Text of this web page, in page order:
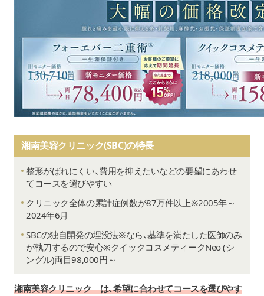
湘南美容クリニック(SBC)の特長
整形がばれにくい、費用を抑えたいなどの要望にあわせ
てコースを選びやすい
クリニック全体の累計症例数が87万件以上※2005年～
2024年6月
SBCの独自開発の埋没法※なら、基準を満たした医師のみ
が執刀するので安心※クイックコスメティークNeo (シ
ングル)両目98,000円～
湘南美容クリニック は、希望に合わせてコースを選びやす